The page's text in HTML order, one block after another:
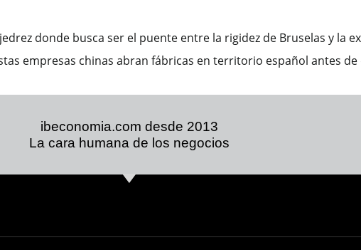
donde busca ser el puente entre la rigidez de Bruselas y la
empresas chinas abran fábricas en territorio español antes
ibeconomia.com desde 2013
La cara humana de los negocios